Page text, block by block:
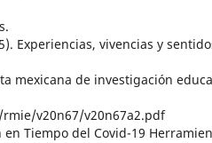
Experiencias, vivencias y
mexicana de investigación
v20n67/v20n67a2.pdf
en Tiempo del Covid-19